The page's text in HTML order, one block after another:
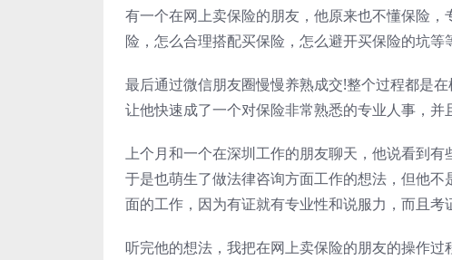
有一个在网上卖保险的朋友，他原来也不懂保险
险，怎么合理搭配买保险，怎么避开买保险的坑
最后通过微信朋友圈慢慢养熟成交!整个过程都是
让他快速成了一个对保险非常熟悉的专业人事，并
上个月和一个在深圳工作的朋友聊天，他说看到
于是也萌生了做法律咨询方面工作的想法，但他
面的工作，因为有证就有专业性和说服力，而且考
听完他的想法，我把在网上卖保险的朋友的操作